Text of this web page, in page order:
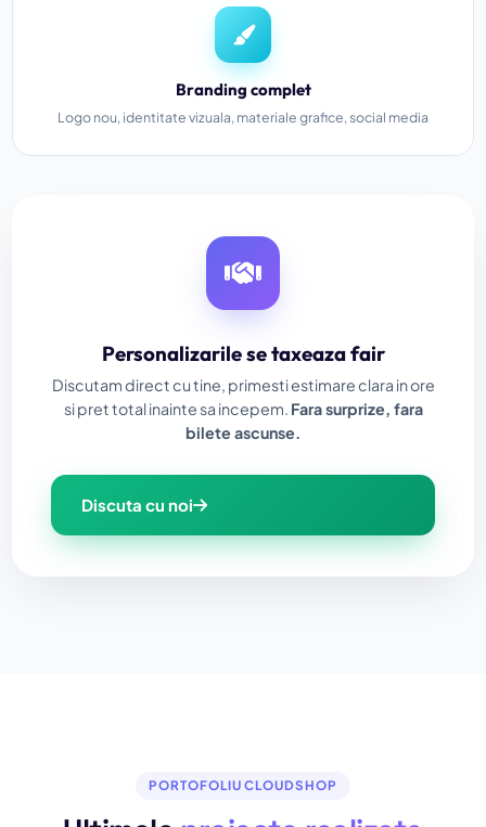
Branding complet
Logo nou, identitate vizuala, materiale grafice, social media
Personalizarile se taxeaza fair
Discutam direct cu tine, primesti estimare clara in ore
si pret total inainte sa incepem. Fara surprize, fara
bilete ascunse.
Discuta cu noi
PORTOFOLIU CLOUDSHOP